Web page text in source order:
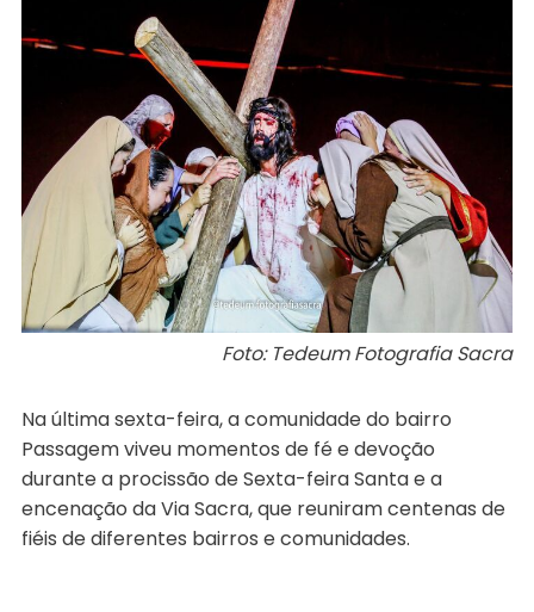
Foto: Tedeum Fotografia Sacra
Na última sexta-feira, a comunidade do bairro
Passagem viveu momentos de fé e devoção
durante a procissão de Sexta-feira Santa e a
encenação da Via Sacra, que reuniram centenas de
fiéis de diferentes bairros e comunidades.